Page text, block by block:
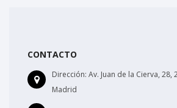
CONTACTO
Dirección: Av. Juan de la Cierva, 28,
Madrid